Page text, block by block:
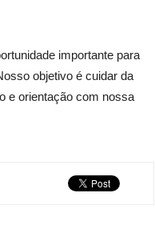
importante para
objetivo é cuidar da
e orientação com nossa